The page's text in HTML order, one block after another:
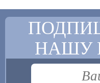
НАШУ